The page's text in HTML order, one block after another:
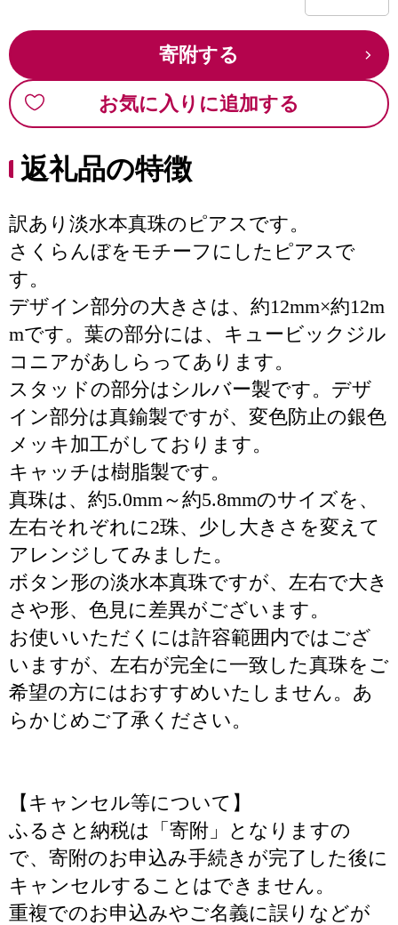
寄附する
お気に入りに追加する
返礼品の特徴
訳あり淡水本真珠のピアスです。
さくらんぼをモチーフにしたピアスで
す。
デザイン部分の大きさは、約12mm×約12m
mです。葉の部分には、キュービックジル
コニアがあしらってあります。
スタッドの部分はシルバー製です。デザ
イン部分は真鍮製ですが、変色防止の銀色
メッキ加工がしております。
キャッチは樹脂製です。
真珠は、約5.0mm～約5.8mmのサイズを、
左右それぞれに2珠、少し大きさを変えて
アレンジしてみました。
ボタン形の淡水本真珠ですが、左右で大き
さや形、色見に差異がございます。
お使いいただくには許容範囲内ではござ
いますが、左右が完全に一致した真珠をご
希望の方にはおすすめいたしません。あ
らかじめご了承ください。
【キャンセル等について】
ふるさと納税は「寄附」となりますの
で、寄附のお申込み手続きが完了した後に
キャンセルすることはできません。
重複でのお申込みやご名義に誤りなどが